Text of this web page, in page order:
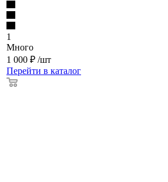
1
Много
1 000 ₽ /шт
Перейти в каталог